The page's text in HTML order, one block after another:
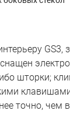
шторки;
точно, чем